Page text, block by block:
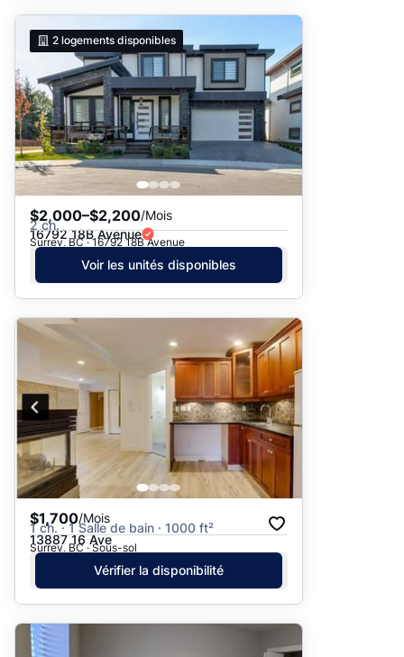
2 logements disponibles
$2,000–$2,200/Mois
2 ch.
16792 18B Avenue
Surrey, BC · 16792 18B Avenue
Voir les unités disponibles
$1,700/Mois
1 ch. · 1 Salle de bain · 1000 ft²
13887 16 Ave
Surrey, BC · Sous-sol
Vérifier la disponibilité